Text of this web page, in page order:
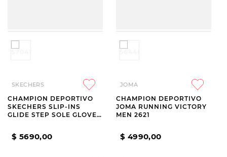
SKECHERS
CHAMPION DEPORTIVO
SKECHERS SLIP-INS
GLIDE STEP SOLE GLOVER
$ 5690,00
JOMA
CHAMPION DEPORTIVO
JOMA RUNNING VICTORY
MEN 2621
$ 4990,00